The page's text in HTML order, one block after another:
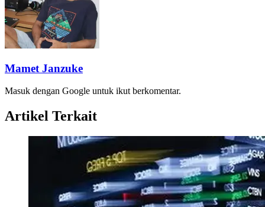
Mamet Janzuke
Masuk dengan Google untuk ikut berkomentar.
Artikel Terkait